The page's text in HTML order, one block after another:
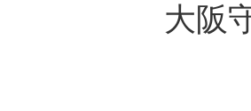
大阪